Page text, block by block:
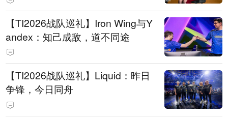
【TI2026战队巡礼】Iron Wing与Y
andex：知己成敌，道不同途
【TI2026战队巡礼】Liquid：昨日
争锋，今日同舟